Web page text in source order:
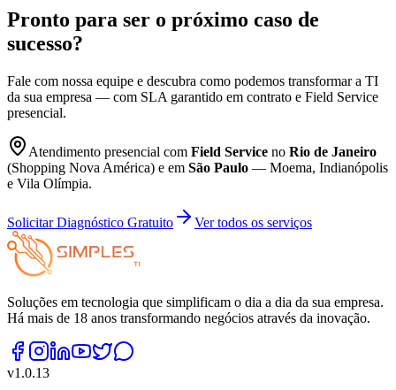
Pronto para ser o próximo caso de
sucesso?
Fale com nossa equipe e descubra como podemos transformar a TI
da sua empresa — com SLA garantido em contrato e Field Service
presencial.
Atendimento presencial com Field Service no Rio de Janeiro
(Shopping Nova América) e em São Paulo — Moema, Indianópolis
e Vila Olímpia.
Solicitar Diagnóstico Gratuito Ver todos os serviços
Soluções em tecnologia que simplificam o dia a dia da sua empresa.
Há mais de 18 anos transformando negócios através da inovação.
v1.0.13